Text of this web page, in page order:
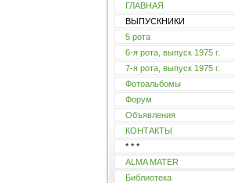
ГЛАВНАЯ
ВЫПУСКНИКИ
5 рота
6-я рота, выпуск 1975 г.
7-я рота, выпуск 1975 г.
Фотоальбомы
Форум
Объявления
КОНТАКТЫ
* * *
ALMA MATER
Библиотека